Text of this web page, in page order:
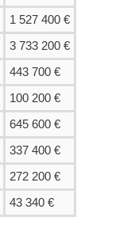
1 527 400 €
3 733 200 €
443 700 €
100 200 €
645 600 €
337 400 €
272 200 €
43 340 €